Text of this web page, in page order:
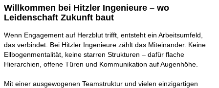
Willkommen bei Hitzler Ingenieure – wo
Leidenschaft Zukunft baut
Wenn Engagement auf Herzblut trifft, entsteht ein Arbeitsumfeld,
das verbindet: Bei Hitzler Ingenieure zählt das Miteinander. Keine
Ellbogenmentalität, keine starren Strukturen – dafür flache
Hierarchien, offene Türen und Kommunikation auf Augenhöhe.
Mit einer ausgewogenen Teamstruktur und vielen einzigartigen